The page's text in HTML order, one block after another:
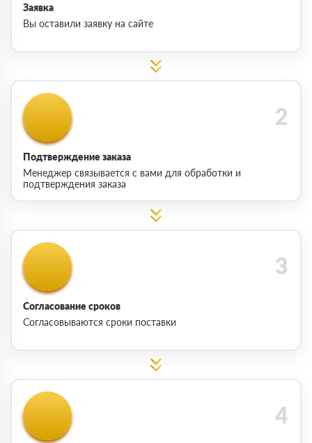
Заявка
Вы оставили заявку на сайте
Подтверждение заказа
Менеджер связывается с вами для обработки и
подтверждения заказа
Согласование сроков
Согласовываются сроки поставки